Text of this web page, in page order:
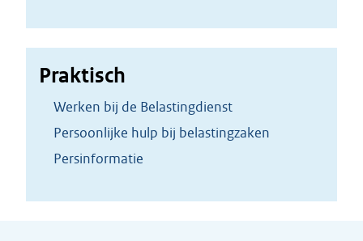
Praktisch
Werken bij de Belastingdienst
Persoonlijke hulp bij belastingzaken
Persinformatie